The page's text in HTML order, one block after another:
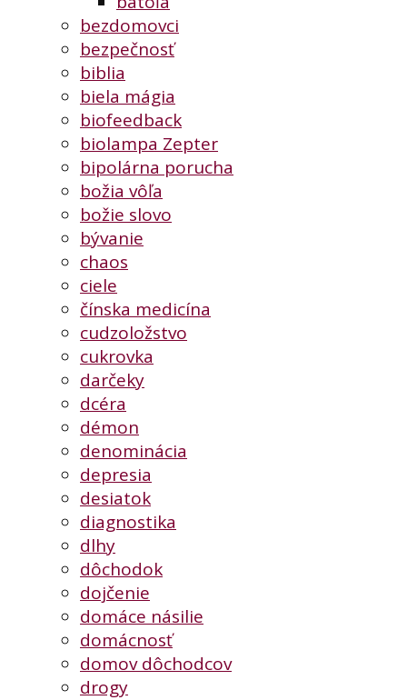
bezdomovci
bezpečnosť
biblia
biela mágia
biofeedback
biolampa Zepter
bipolárna porucha
božia vôľa
božie slovo
bývanie
chaos
ciele
čínska medicína
cudzoložstvo
cukrovka
darčeky
dcéra
démon
denominácia
depresia
desiatok
diagnostika
dlhy
dôchodok
dojčenie
domáce násilie
domácnosť
domov dôchodcov
drogy